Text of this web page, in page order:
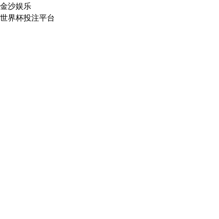
金沙娱乐
世界杯投注平台